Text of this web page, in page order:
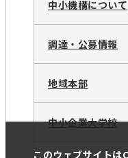
このウェブサイトは
中小機構について
調達・公募情報
地域本部
中小企業大学校